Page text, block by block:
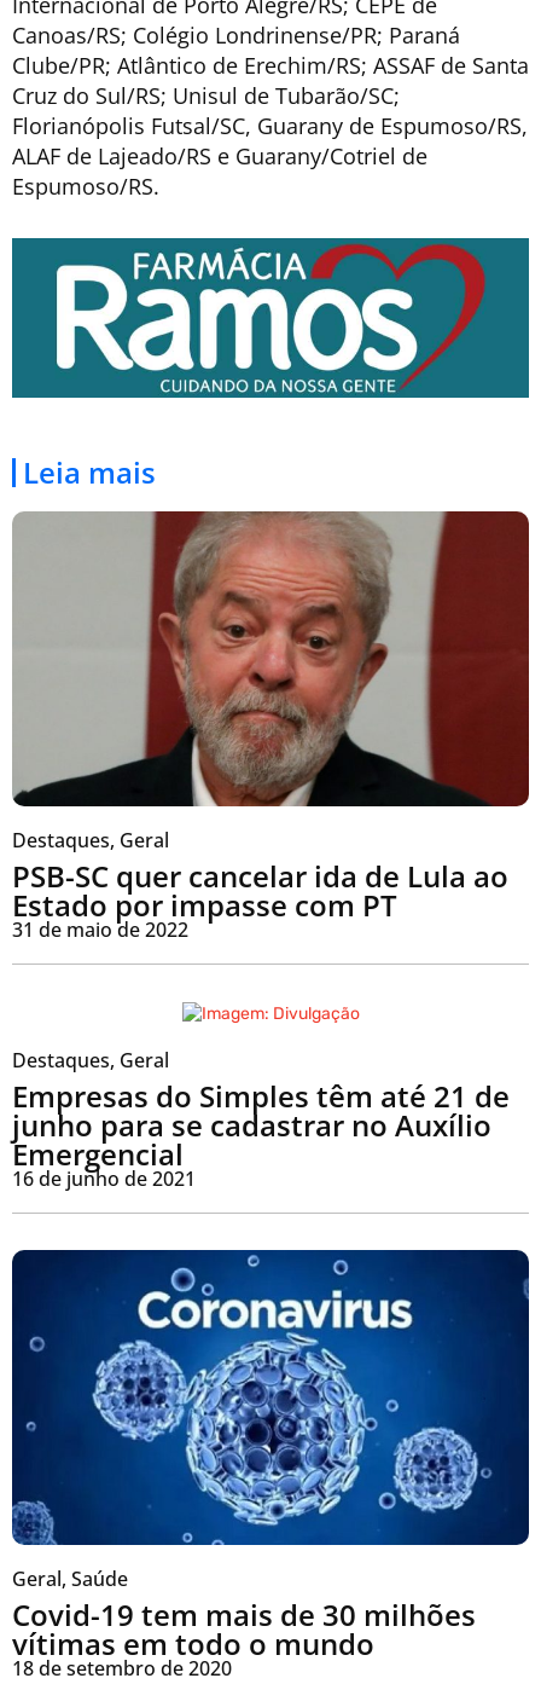
Canoas/RS; Colégio Londrinense/PR; Paraná
Clube/PR; Atlântico de Erechim/RS; ASSAF de Santa
Cruz do Sul/RS; Unisul de Tubarão/SC;
Florianópolis Futsal/SC, Guarany de Espumoso/RS,
ALAF de Lajeado/RS e Guarany/Cotriel de
Espumoso/RS.
Leia mais
Destaques, Geral
PSB-SC quer cancelar ida de Lula ao
Estado por impasse com PT
31 de maio de 2022
Destaques, Geral
Empresas do Simples têm até 21 de
junho para se cadastrar no Auxílio
Emergencial
16 de junho de 2021
Geral, Saúde
Covid-19 tem mais de 30 milhões
vítimas em todo o mundo
18 de setembro de 2020